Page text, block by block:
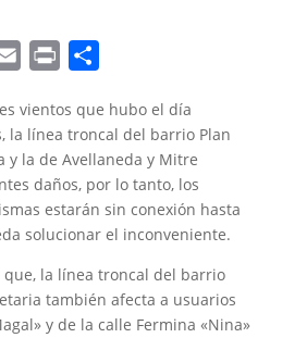
a
i
l
i
n
t
m
p
a
r
t
i
r
vientos que hubo el día
la línea troncal del barrio Plan
y la de Avellaneda y Mitre
daños, por lo tanto, los
estarán sin conexión hasta
solucionar el inconveniente.
que, la línea troncal del barrio
también afecta a usuarios
y de la calle Fermina «Nina»